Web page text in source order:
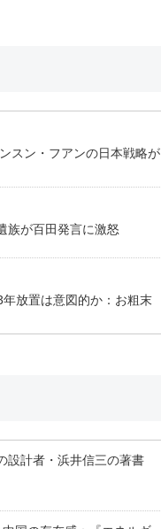
スン・フアンの日本戦略が
族が百田発言に激怒
年放置は意図的か：お粗末
設計者・浜井信三の著書